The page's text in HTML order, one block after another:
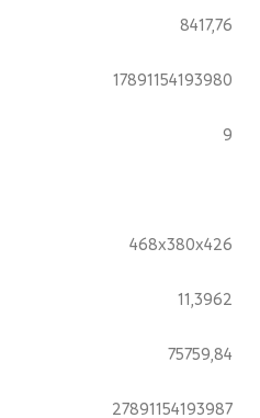
8417,76
17891154193980
9
468x380x426
11,3962
75759,84
27891154193987